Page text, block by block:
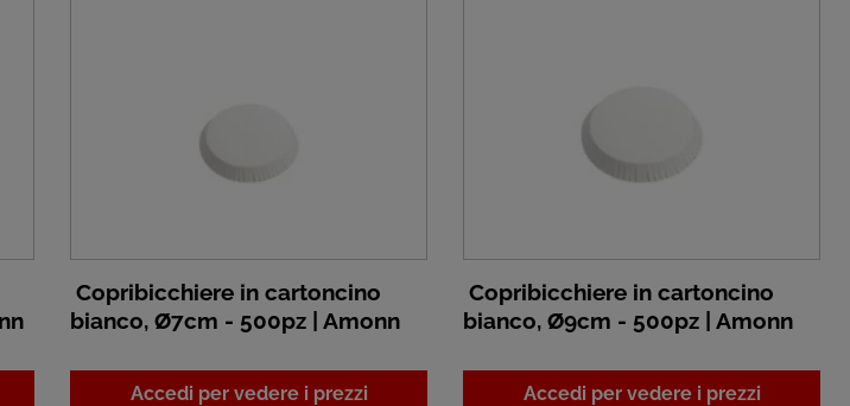
Copribicchiere in cartoncino
bianco, Ø7cm - 500pz | Amonn
Accedi per vedere i prezzi
Copribicchiere in cartoncino
bianco, Ø9cm - 500pz | Amonn
Accedi per vedere i prezzi